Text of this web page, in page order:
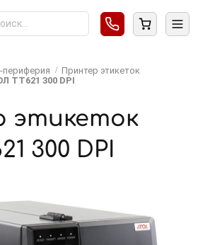
периферия
Принтер этикеток
TT621 300 DPI
этикеток
300 DPI